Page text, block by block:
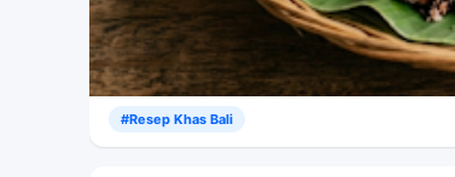
#Resep Khas Bali